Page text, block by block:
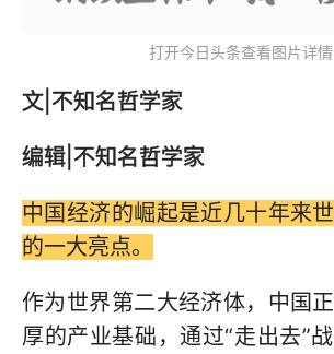
打开今日头条查看图片详情
文|不知名哲学家
编辑|不知名哲学家
中国经济的崛起是近几十年来
的一大亮点。
作为世界第二大经济体，中国
厚的产业基础，通过“走出去”